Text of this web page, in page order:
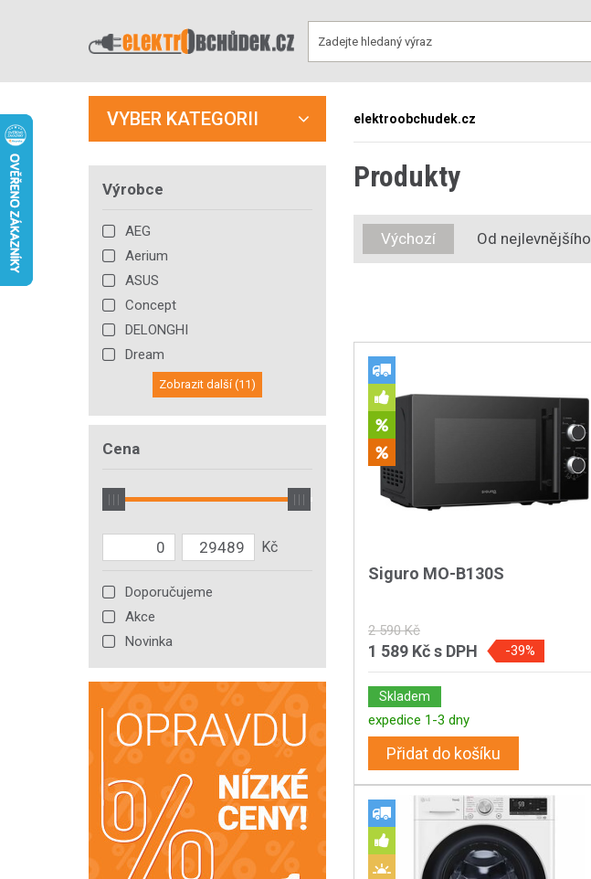
VYBER KATEGORII elektroobchudek.cz
Výrobce
AEG
Aerium
ASUS
Concept
DELONGHI
Dream
Cena
Doporučujeme
Akce
Novinka
Produkty
Výchozí Od nejlevnějšího
Siguro MO-B130S
2 590 Kč
1 589 Kčs DPH -39%
Skladem
expedice 1-3 dny
Přidat do košíku